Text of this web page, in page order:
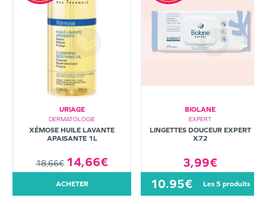
URIAGE
DERMATOLOGIE
XÉMOSE HUILE LAVANTE
APAISANTE 1L
18,66€ 14,66€
ACHETER
BIOLANE
EXPERT
LINGETTES DOUCEUR EXPERT
X72
3,99€
10.95€ les 5 produits